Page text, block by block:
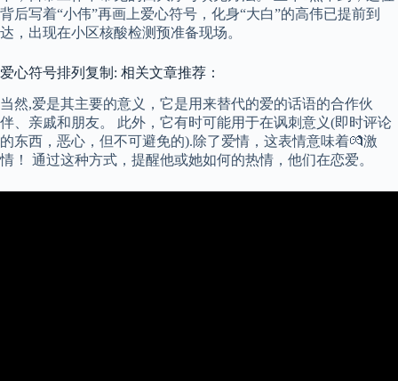
背后写着“小伟”再画上爱心符号，化身“大白”的高伟已提前到
达，出现在小区核酸检测预准备现场。
爱心符号排列复制: 相关文章推荐：
当然,爱是其主要的意义，它是用来替代的爱的话语的合作伙
伴、亲戚和朋友。 此外，它有时可能用于在讽刺意义(即时评论
的东西，恶心，但不可避免的).除了爱情，这表情意味着💏激
情！ 通过这种方式，提醒他或她如何的热情，他们在恋爱。